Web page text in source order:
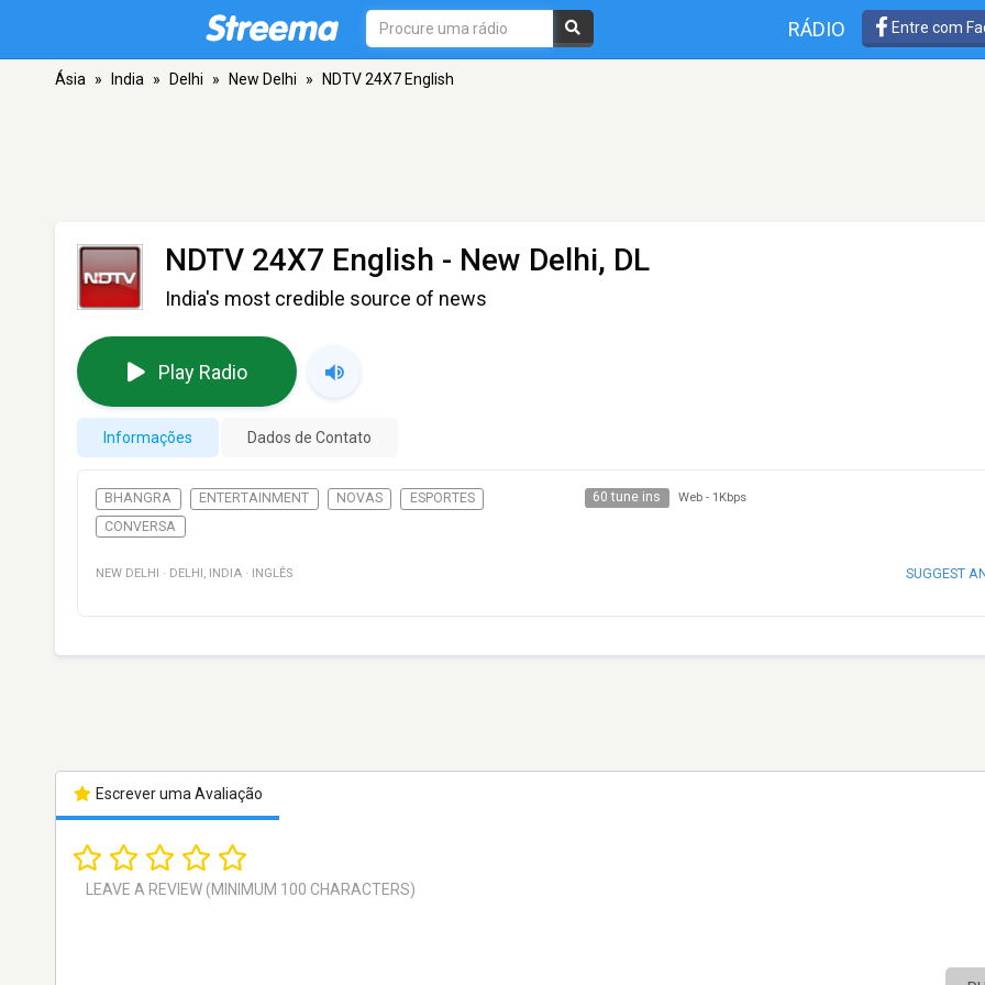
RÁDIO Entre com
Ásia » India » Delhi » New Delhi » NDTV 24X7 English
NDTV 24X7 English - New Delhi, DL
India's most credible source of news
Play Radio
Informações Dados de Contato
BHANGRA ENTERTAINMENT NOVAS
ESPORTES
CONVERSA
60 tune ins Web - 1Kbps
NEW DELHI · DELHI , INDIA · INGLÊS SUGGEST
Escrever uma Avaliação